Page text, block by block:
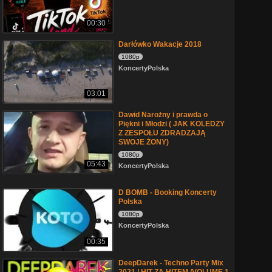
00:30
03:01
Darłówko Wakacje 2018
1080p
KoncertyPolska
05:43
Dawid Narożny i prawda o
Piękni i Młodzi ( JAK KOLEDZY
Z ZESPOŁU ZDRADZAJĄ
SWOJE ŻONY)
1080p
KoncertyPolska
00:35
D BOMB - Booking Koncerty
Polska
1080p
KoncertyPolska
DeepDarek - Techno Party Mix